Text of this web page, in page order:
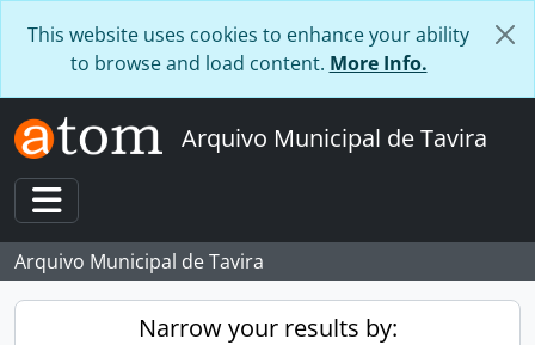
This website uses cookies to enhance your ability
to browse and load content. More Info.
Arquivo Municipal de Tavira
Toggle navigation
Arquivo Municipal de Tavira
Narrow your results by: